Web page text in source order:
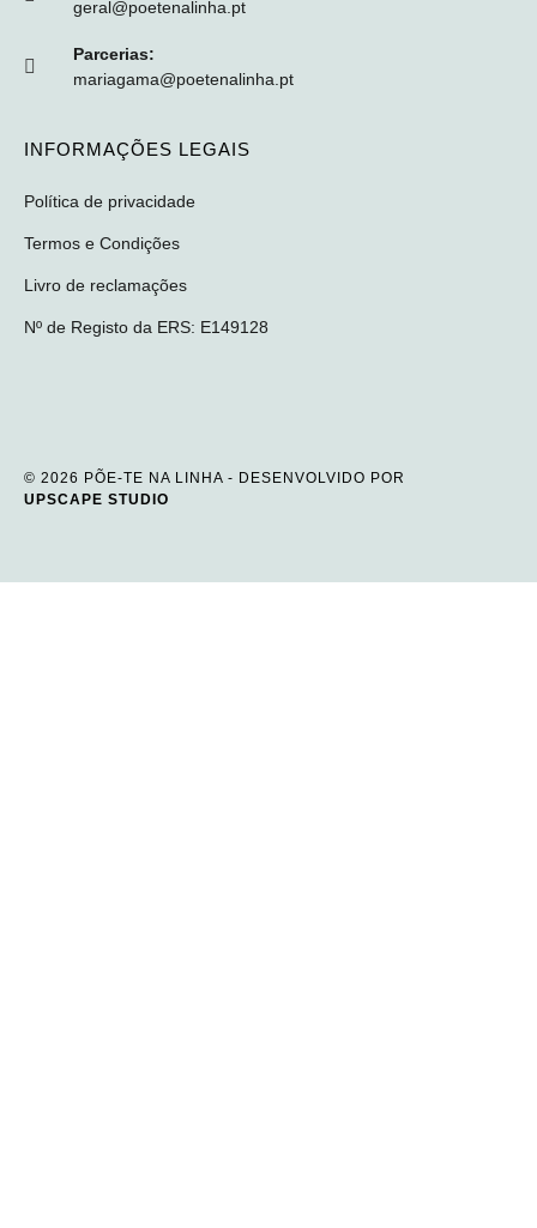
geral@poetenalinha.pt
Parcerias:
mariagama@poetenalinha.pt
INFORMAÇÕES LEGAIS
Política de privacidade
Termos e Condições
Livro de reclamações
Nº de Registo da ERS: E149128
© 2026 PÕE-TE NA LINHA - DESENVOLVIDO POR
UPSCAPE STUDIO